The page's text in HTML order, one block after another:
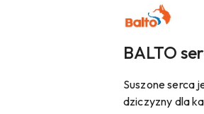
NAZWA
PRODUCENTA:
BALTO
BALTO
Suszone serca
dziczyzny dla